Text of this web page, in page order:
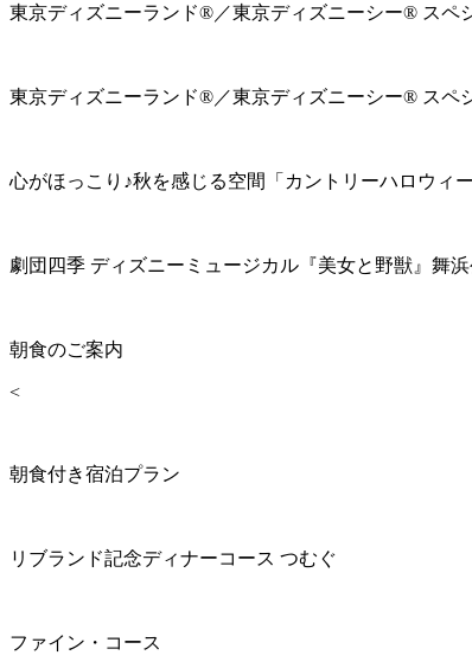
東京ディズニーランド®／東京ディズニーシー® スペ
東京ディズニーランド®／東京ディズニーシー® スペ
心がほっこり♪秋を感じる空間「カントリーハロウィー
劇団四季 ディズニーミュージカル『美女と野獣』舞
朝食のご案内
<
朝食付き宿泊プラン
リブランド記念ディナーコース つむぐ
ファイン・コース